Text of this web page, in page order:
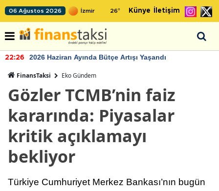
06 Ağustos 2026 26° Künye İletişim
22:26 2026 Haziran Ayında Bütçe Artışı Yaşandı
FinansTaksi Eko Gündem
Gözler TCMB’nin faiz
kararında: Piyasalar
kritik açıklamayı
bekliyor
Türkiye Cumhuriyet Merkez Bankası’nın bugün